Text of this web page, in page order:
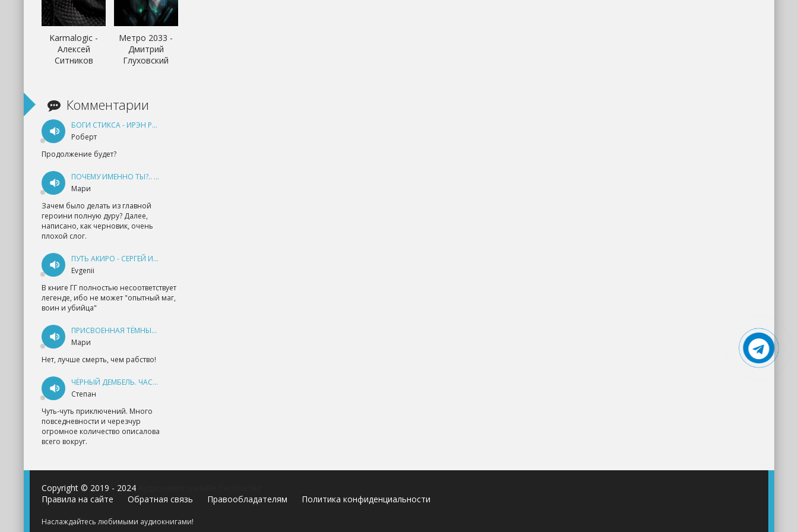
Karmalogic -
Алексей
Ситников
Метро 2033 -
Дмитрий
Глуховский
Комментарии
БОГИ СТИКСА - ИРЭН РУДКЕВИЧ
Роберт
Продолжение будет?
ПОЧЕМУ ИМЕННО ТЫ?.. КНИГА 1 - ЕКАТЕРИНА ЮДИНА
Мари
Зачем было делать из главной
героини полную дуру? Далее,
написано, как черновик, очень
плохой слог.
ПУТЬ АКИРО - СЕРГЕЙ ИЗМАЙЛОВ
Evgenii
В книге ГГ полностью несоответствует
легенде, ибо не может "опытный маг,
воин и убийца"
ПРИСВОЕННАЯ ТЁМНЫМ. ПРОКЛЯТАЯ ЛЮБОВЬ - АННА ГЕРР
Мари
Нет, лучше смерть, чем рабство!
ЧЁРНЫЙ ДЕМБЕЛЬ. ЧАСТЬ 1 - АНДРЕЙ ФЕДИН
Степан
Чуть-чуть приключений. Много
повседневности и черезчур
огромное количество описалова
всего вокруг.
Copyright © 2019 - 2024
Правила на сайте
Обратная связь Правообладателям Политика конфиденциальности
Наслаждайтесь любимыми аудиокнигами!